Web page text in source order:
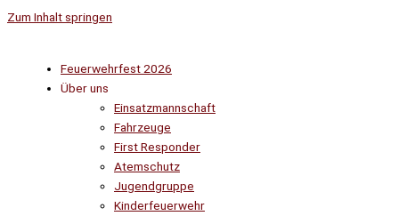
Zum Inhalt springen
Feuerwehrfest 2026
Über uns
Einsatzmannschaft
Fahrzeuge
First Responder
Atemschutz
Jugendgruppe
Kinderfeuerwehr